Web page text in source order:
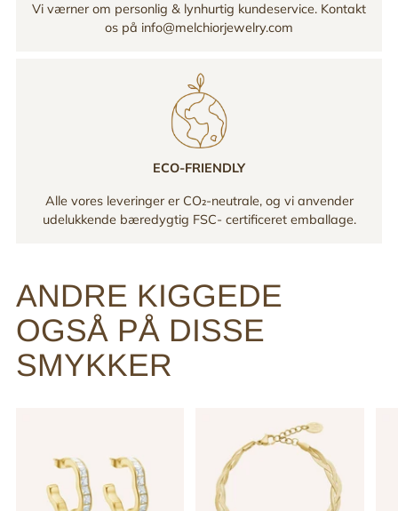
Vi værner om personlig & lynhurtig kundeservice. Kontakt
os på info@melchiorjewelry.com
ECO-FRIENDLY
Alle vores leveringer er CO₂-neutrale, og vi anvender
udelukkende bæredygtig FSC- certificeret emballage.
ANDRE KIGGEDE
OGSÅ PÅ DISSE
SMYKKER